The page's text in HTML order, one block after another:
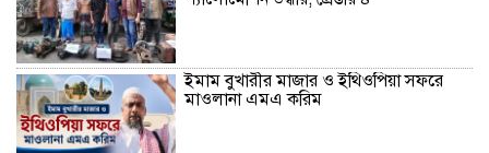
ইমাম বুখারীর মাজার ও ইথিওপিয়া সফরে
মাওলানা এমএ করিম